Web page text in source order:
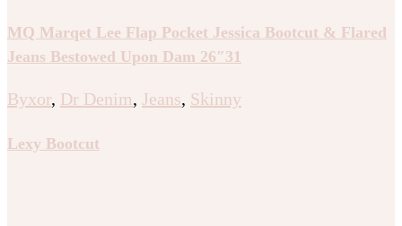
MQ Marqet Lee Flap Pocket Jessica Bootcut & Flared
Jeans Bestowed Upon Dam 26″31
Byxor, Dr Denim, Jeans, Skinny
Lexy Bootcut